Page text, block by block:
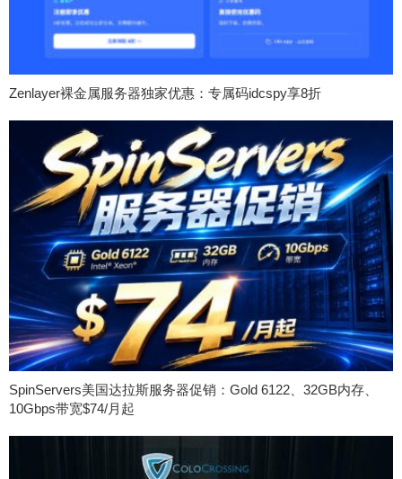
Zenlayer裸金属服务器独家优惠：专属码idcspy享8折
SpinServers美国达拉斯服务器促销：Gold 6122、32GB内存、
10Gbps带宽$74/月起